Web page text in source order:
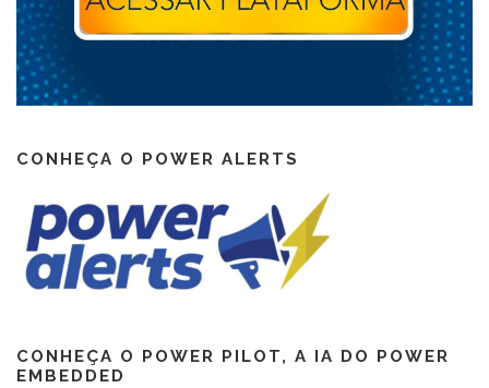
CONHEÇA O POWER ALERTS
CONHEÇA O POWER PILOT, A IA DO POWER
EMBEDDED